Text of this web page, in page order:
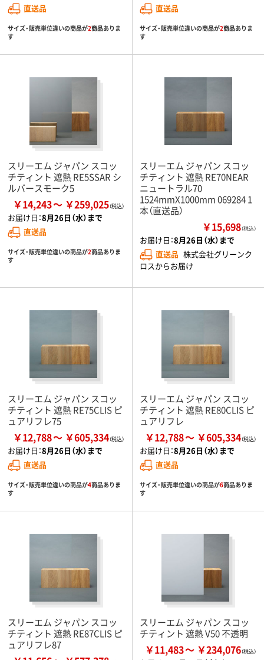
直送品
サイズ・販売単位違いの商品が2商品ありま
す
直送品
サイズ・販売単位違いの商品が2商品ありま
す
スリーエム ジャパン スコッ
チティント 遮熱 RE5SSAR シ
ルバースモーク5
￥14,243 ￥259,025
お届け日：8月26日（水）まで
直送品
サイズ・販売単位違いの商品が2商品ありま
す
スリーエム ジャパン スコッ
チティント 遮熱 RE70NEAR
ニュートラル70
1524mmX1000mm 069284 1
本（直送品）
￥15,698（税込）
お届け日：8月26日（水）まで
直送品 株式会社グリーンク
ロスからお届け
スリーエム ジャパン スコッ
チティント 遮熱 RE75CLIS ピ
ュアリフレ75
￥12,788 ￥605,334
お届け日：8月26日（水）まで
直送品
サイズ・販売単位違いの商品が4商品ありま
す
スリーエム ジャパン スコッ
チティント 遮熱 RE80CLIS ピ
ュアリフレ
￥12,788 ￥605,334
お届け日：8月26日（水）まで
直送品
サイズ・販売単位違いの商品が6商品ありま
す
スリーエム ジャパン スコッ
チティント 遮熱 RE87CLIS ピ
ュアリフレ87
スリーエム ジャパン スコッ
チティント 遮熱 V50 不透明
￥11,483 ￥234,076